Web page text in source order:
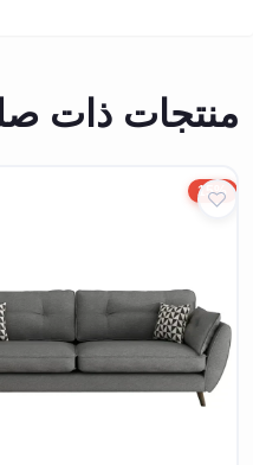
منتجات ذات
15%